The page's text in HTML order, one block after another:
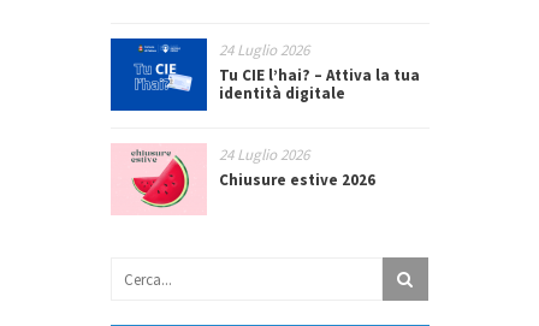
24 Luglio 2026
Tu CIE l’hai? – Attiva la tua
identità digitale
24 Luglio 2026
Chiusure estive 2026